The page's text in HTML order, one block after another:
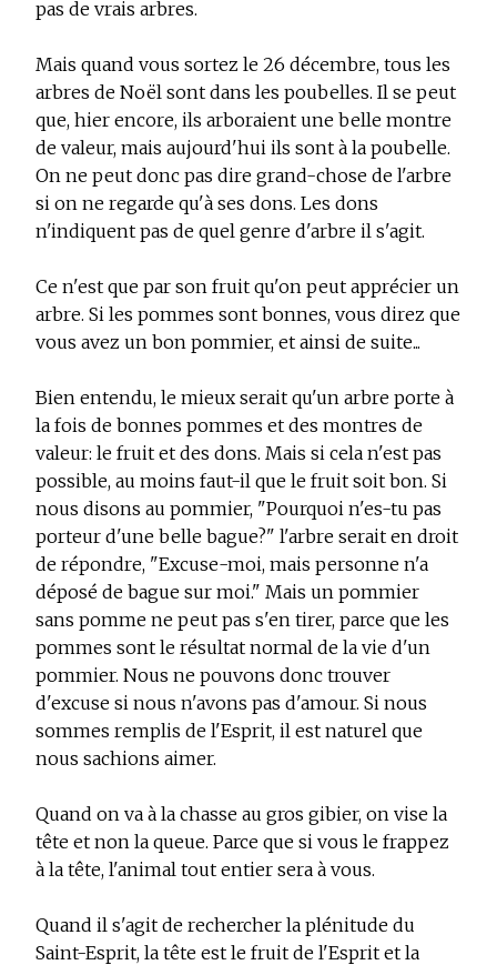
pas de vrais arbres.
Mais quand vous sortez le 26 décembre, tous les
arbres de Noël sont dans les poubelles. Il se peut
que, hier encore, ils arboraient une belle montre
de valeur, mais aujourd'hui ils sont à la poubelle.
On ne peut donc pas dire grand-chose de l'arbre
si on ne regarde qu'à ses dons. Les dons
n'indiquent pas de quel genre d'arbre il s'agit.
Ce n'est que par son fruit qu'on peut apprécier un
arbre. Si les pommes sont bonnes, vous direz que
vous avez un bon pommier, et ainsi de suite...
Bien entendu, le mieux serait qu'un arbre porte à
la fois de bonnes pommes et des montres de
valeur: le fruit et des dons. Mais si cela n'est pas
possible, au moins faut-il que le fruit soit bon. Si
nous disons au pommier, "Pourquoi n'es-tu pas
porteur d'une belle bague?" l'arbre serait en droit
de répondre, "Excuse-moi, mais personne n'a
déposé de bague sur moi." Mais un pommier
sans pomme ne peut pas s'en tirer, parce que les
pommes sont le résultat normal de la vie d'un
pommier. Nous ne pouvons donc trouver
d'excuse si nous n'avons pas d'amour. Si nous
sommes remplis de l'Esprit, il est naturel que
nous sachions aimer.
Quand on va à la chasse au gros gibier, on vise la
tête et non la queue. Parce que si vous le frappez
à la tête, l'animal tout entier sera à vous.
Quand il s'agit de rechercher la plénitude du
Saint-Esprit, la tête est le fruit de l'Esprit et la